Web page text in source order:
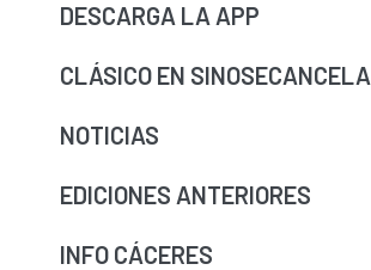
DESCARGA LA APP
CLÁSICO EN SINOSECANCELA
NOTICIAS
EDICIONES ANTERIORES
INFO CÁCERES